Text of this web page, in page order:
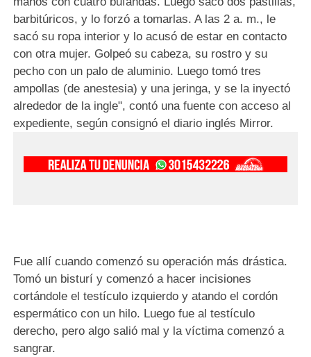
barbitúricos, y lo forzó a tomarlas. A las 2 a. m., le
sacó su ropa interior y lo acusó de estar en contacto
con otra mujer. Golpeó su cabeza, su rostro y su
pecho con un palo de aluminio. Luego tomó tres
ampollas (de anestesia) y una jeringa, y se la inyectó
alrededor de la ingle", contó una fuente con acceso al
expediente, según consignó el diario inglés Mirror.
Fue allí cuando comenzó su operación más drástica.
Tomó un bisturí y comenzó a hacer incisiones
cortándole el testículo izquierdo y atando el cordón
espermático con un hilo. Luego fue al testículo
derecho, pero algo salió mal y la víctima comenzó a
sangrar.